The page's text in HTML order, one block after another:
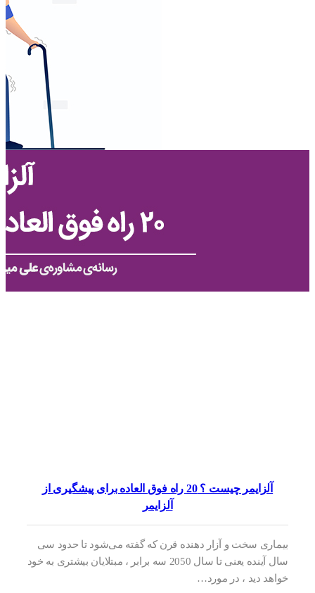
آلزایمر چیست ؟ 20 راه فوق العاده برای پیشگیری از
آلزایمر
بیماری سخت و آزار دهنده قرن که گفته می‌شود تا حدود سی
سال آینده یعنی تا سال 2050 سه برابر ، مبتلایان بیشتری به خود
خواهد دید ، در مورد…